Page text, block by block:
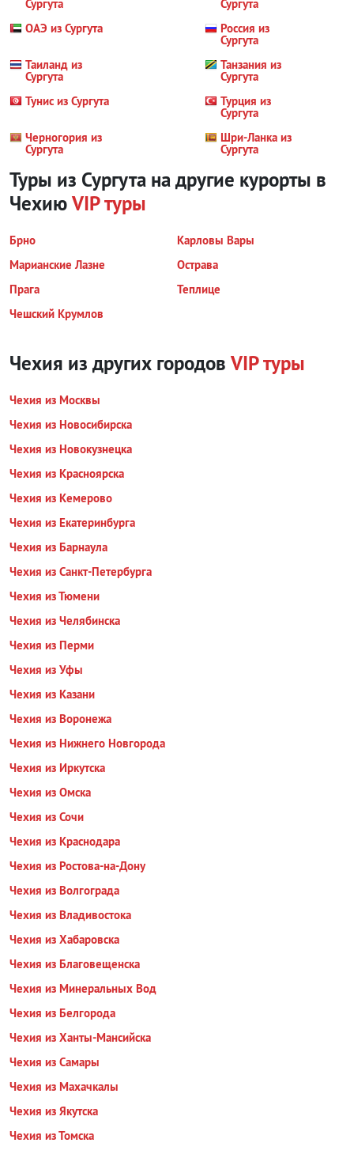
Сургута
Сургута
ОАЭ из Сургута
Россия из
Сургута
Таиланд из
Сургута
Танзания из
Сургута
Тунис из Сургута
Турция из
Сургута
Черногория из
Сургута
Шри-Ланка из
Сургута
Туры из Сургута на другие курорты в
ЧехиюVIP туры
Брно
Карловы Вары
Марианские Лазне
Острава
Прага
Теплице
Чешский Крумлов
Чехия из других городов VIP туры
Чехия из Москвы
Чехия из Новосибирска
Чехия из Новокузнецка
Чехия из Красноярска
Чехия из Кемерово
Чехия из Екатеринбурга
Чехия из Барнаула
Чехия из Санкт-Петербурга
Чехия из Тюмени
Чехия из Челябинска
Чехия из Перми
Чехия из Уфы
Чехия из Казани
Чехия из Воронежа
Чехия из Нижнего Новгорода
Чехия из Иркутска
Чехия из Омска
Чехия из Сочи
Чехия из Краснодара
Чехия из Ростова-на-Дону
Чехия из Волгограда
Чехия из Владивостока
Чехия из Хабаровска
Чехия из Благовещенска
Чехия из Минеральных Вод
Чехия из Белгорода
Чехия из Ханты-Мансийска
Чехия из Самары
Чехия из Махачкалы
Чехия из Якутска
Чехия из Томска